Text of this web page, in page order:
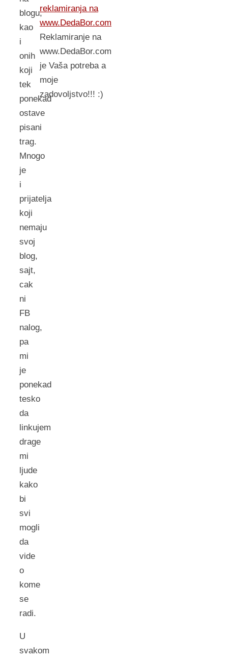
blogu,
kao
i
onih
koji
tek
ponekad
ostave
pisani
trag.
Mnogo
je
i
prijatelja
koji
nemaju
svoj
blog,
sajt,
cak
ni
FB
nalog,
pa
mi
je
ponekad
tesko
da
linkujem
drage
mi
ljude
kako
bi
svi
mogli
da
vide
o
kome
se
radi.
U
svakom
reklamiranja na
www.DedaBor.com
Reklamiranje na
www.DedaBor.com
je Vaša potreba a
moje
zadovoljstvo!!! :)